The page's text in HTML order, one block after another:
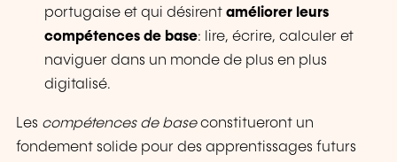
portugaise et qui désirentaméliorer leurs
compétences de base: lire, écrire, calculer et
naviguer dans un monde de plus en plus
digitalisé.
Les compétences de baseconstitueront un
fondement solide pour des apprentissages futurs